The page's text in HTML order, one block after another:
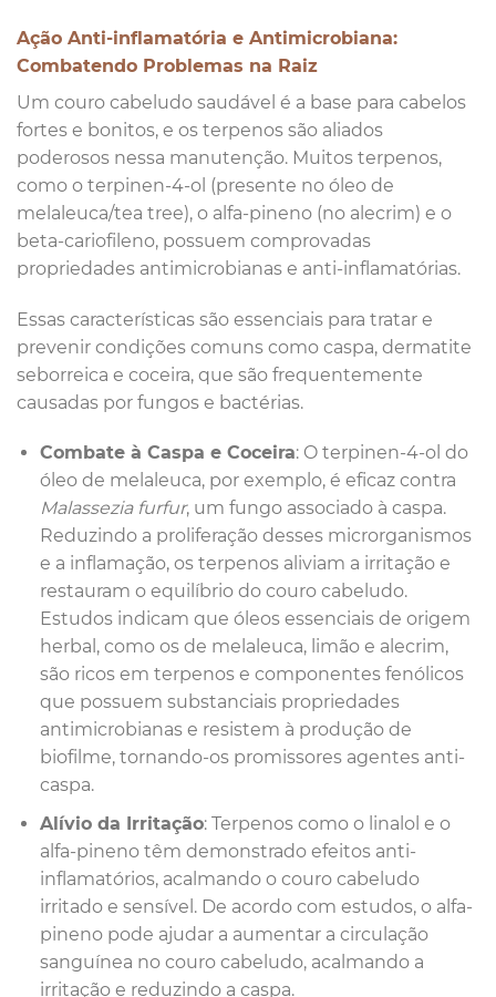
Ação Anti-inflamatória e Antimicrobiana:
Combatendo Problemas na Raiz
Um couro cabeludo saudável é a base para cabelos
fortes e bonitos, e os terpenos são aliados
poderosos nessa manutenção. Muitos terpenos,
como o terpinen-4-ol (presente no óleo de
melaleuca/tea tree), o alfa-pineno (no alecrim) e o
beta-cariofileno, possuem comprovadas
propriedades antimicrobianas e anti-inflamatórias.
Essas características são essenciais para tratar e
prevenir condições comuns como caspa, dermatite
seborreica e coceira, que são frequentemente
causadas por fungos e bactérias.
Combate à Caspa e Coceira: O terpinen-4-ol do
óleo de melaleuca, por exemplo, é eficaz contra
Malassezia furfur, um fungo associado à caspa.
Reduzindo a proliferação desses microrganismos
e a inflamação, os terpenos aliviam a irritação e
restauram o equilíbrio do couro cabeludo.
Estudos indicam que óleos essenciais de origem
herbal, como os de melaleuca, limão e alecrim,
são ricos em terpenos e componentes fenólicos
que possuem substanciais propriedades
antimicrobianas e resistem à produção de
biofilme, tornando-os promissores agentes anti-
caspa.
Alívio da Irritação: Terpenos como o linalol e o
alfa-pineno têm demonstrado efeitos anti-
inflamatórios, acalmando o couro cabeludo
irritado e sensível. De acordo com estudos, o alfa-
pineno pode ajudar a aumentar a circulação
sanguínea no couro cabeludo, acalmando a
irritação e reduzindo a caspa.